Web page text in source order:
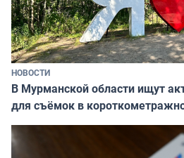
НОВОСТИ
В Мурманской области ищут
для съёмок в